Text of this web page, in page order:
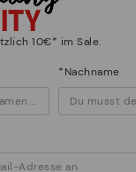
10€* im Sale.
*Nachname